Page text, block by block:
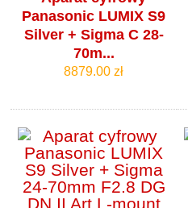
Panasonic LUMIX S9
Silver + Sigma C 28-
70m...
8879.00 zł